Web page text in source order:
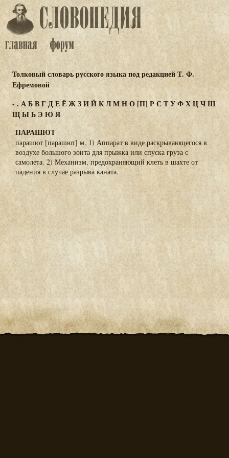
Толковый словарь русского языка под редакцией Т. Ф.
Ефремовой
- . АБВГДЕЁЖЗИЙКЛМНО[П] РС ТУФХЦЧШ
ЩЫЬЭ ЮЯ
ПАРАШЮТ
парашют [парашют] м. 1) Аппарат в виде раскрывающегося в
воздухе большого зонта для прыжка или спуска груза с
самолета. 2) Механизм, предохраняющий клеть в шахте от
падения в случае разрыва каната.